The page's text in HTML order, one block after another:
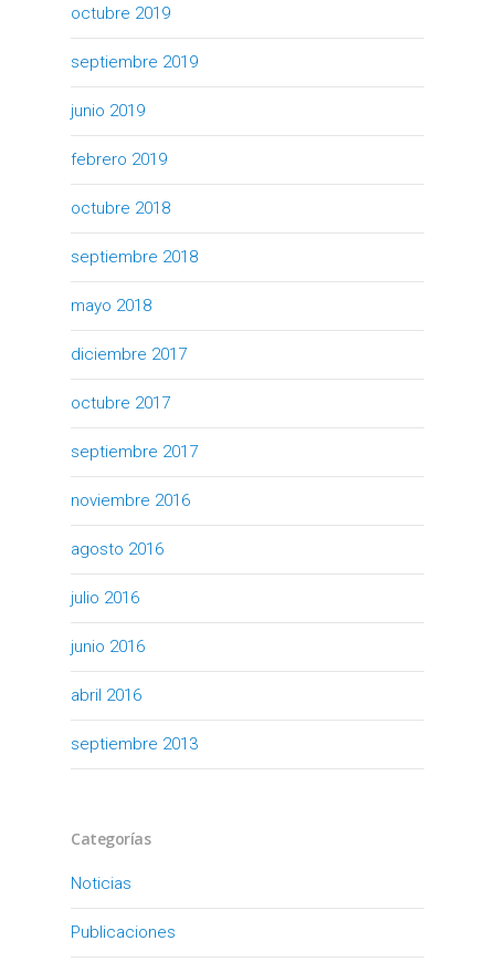
octubre 2019
septiembre 2019
junio 2019
febrero 2019
octubre 2018
septiembre 2018
mayo 2018
diciembre 2017
octubre 2017
septiembre 2017
noviembre 2016
agosto 2016
julio 2016
junio 2016
abril 2016
septiembre 2013
Categorías
Noticias
Publicaciones